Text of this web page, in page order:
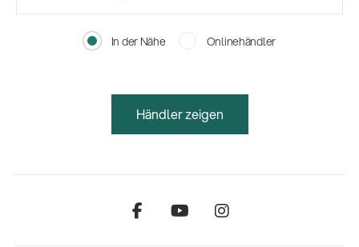
In der Nähe Onlinehändler
Händler zeigen